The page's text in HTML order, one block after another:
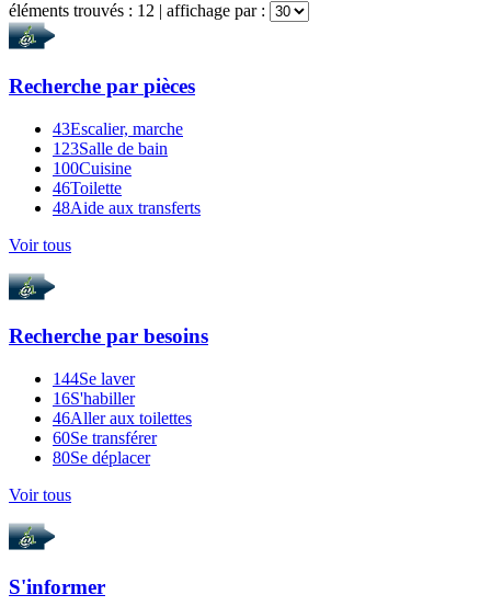
éléments trouvés : 12 | affichage par :
Recherche par pièces
43Escalier, marche
123Salle de bain
100Cuisine
46Toilette
48Aide aux transferts
Voir tous
Recherche par besoins
144Se laver
16S'habiller
46Aller aux toilettes
60Se transférer
80Se déplacer
Voir tous
S'informer